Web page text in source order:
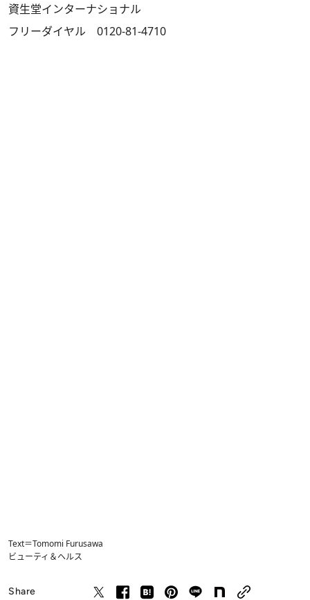
資生堂インターナショナル
フリーダイヤル 0120-81-4710
Text＝Tomomi Furusawa
ビューティ＆ヘルス
Share